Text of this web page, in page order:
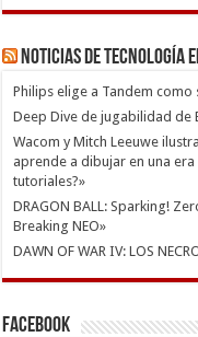
Noticias de Tecnología
Philips elige a Tandem como
Deep Dive de jugabilidad de
Wacom y Mitch Leeuwe
aprende a dibujar en una
tutoriales?»
DRAGON BALL: Sparking!
Breaking NEO»
DAWN OF WAR IV: LOS
Facebook